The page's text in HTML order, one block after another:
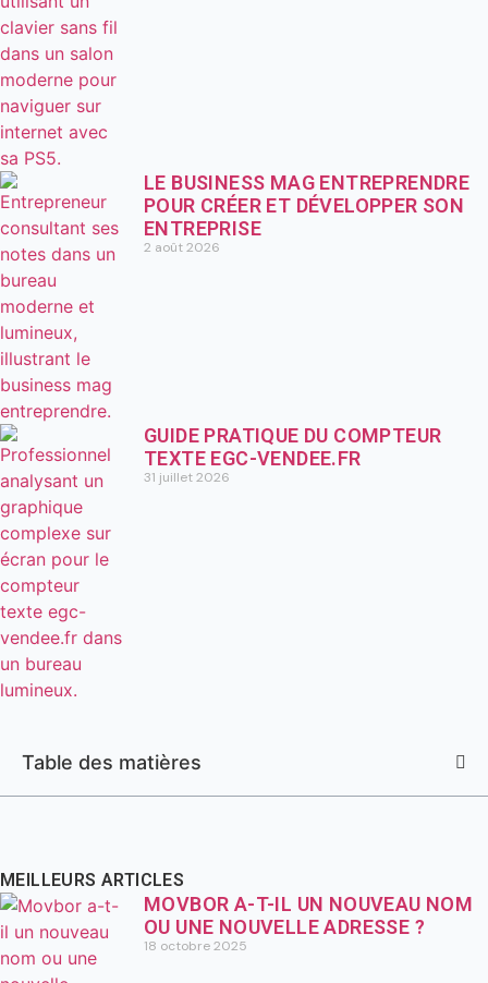
LE BUSINESS MAG ENTREPRENDRE
POUR CRÉER ET DÉVELOPPER SON
ENTREPRISE
2 août 2026
GUIDE PRATIQUE DU COMPTEUR
TEXTE EGC-VENDEE.FR
31 juillet 2026
Table des matières
MEILLEURS ARTICLES
MOVBOR A-T-IL UN NOUVEAU NOM
OU UNE NOUVELLE ADRESSE ?
18 octobre 2025